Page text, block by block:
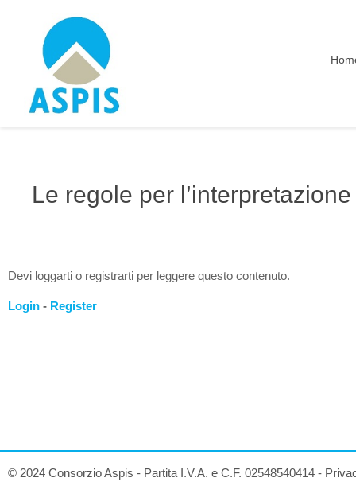
Le regole per
Devi loggarti o registrarti per leggere questo contenuto.
Login - Register
© 2024 Consorzio Aspis - Partita I.V.A. e C.F. 02548540414 -